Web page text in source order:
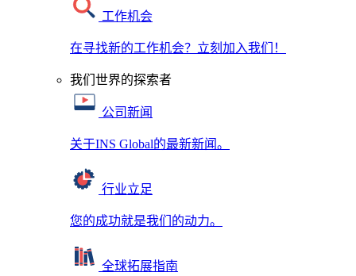
工作机会
在寻找新的工作机会？立刻加入我们！
我们世界的探索者
公司新闻
关于INS Global的最新新闻。
行业立足
您的成功就是我们的动力。
全球拓展指南